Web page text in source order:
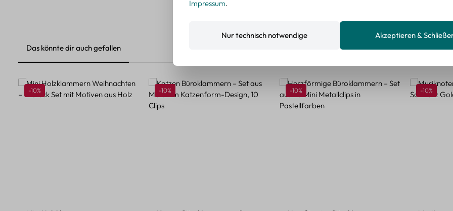
Das könnte dir auch gefallen
Produktgalerie überspringen
Rabatt
-10% Rabatt
-10% Rabatt
-10% Rabatt
-10%
Impressum.
Nur technisch notwendige Akzeptieren &